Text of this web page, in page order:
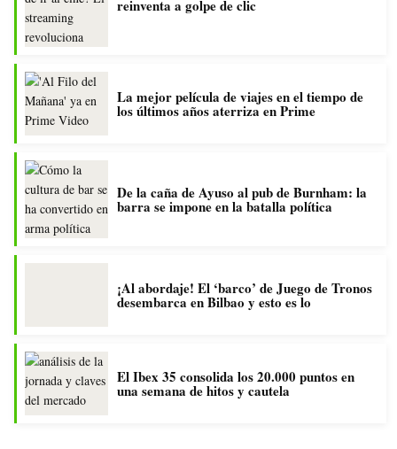
reinventa a golpe de clic
La mejor película de viajes en el tiempo de
los últimos años aterriza en Prime
De la caña de Ayuso al pub de Burnham: la
barra se impone en la batalla política
¡Al abordaje! El ‘barco’ de Juego de Tronos
desembarca en Bilbao y esto es lo
El Ibex 35 consolida los 20.000 puntos en
una semana de hitos y cautela